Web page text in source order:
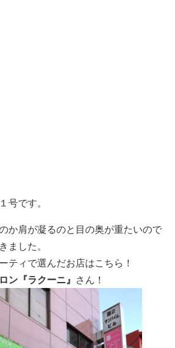
号です。
か肩が凝るのと目の奥が重たいので
ました。
ティで選んだお店はこちら！
ン『ラクーニ』
さん！